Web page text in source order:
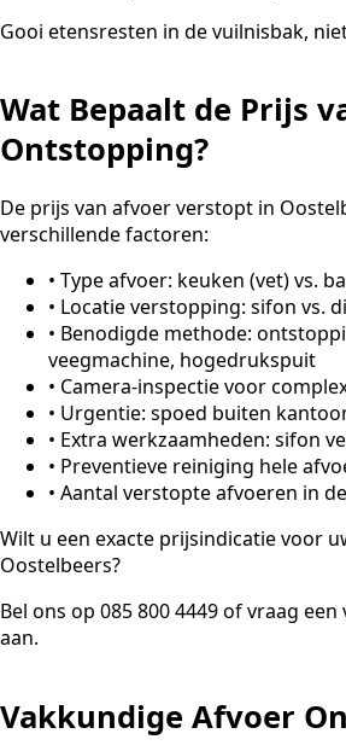
Gooi etensresten in de vuilnisbak,
Wat Bepaalt de Prijs
Ontstopping?
De prijs van afvoer verstopt in
verschillende factoren:
• Type afvoer: keuken (vet) vs.
• Locatie verstopping: sifon vs.
• Benodigde methode:
veegmachine, hogedrukspuit
• Camera-inspectie voor
• Urgentie: spoed buiten
• Extra werkzaamheden: sifon
• Preventieve reiniging hele
• Aantal verstopte afvoeren in
Wilt u een exacte prijsindicatie voor
Oostelbeers?
Bel ons op 085 800 4449 of vraag
aan.
Vakkundige Afvoer